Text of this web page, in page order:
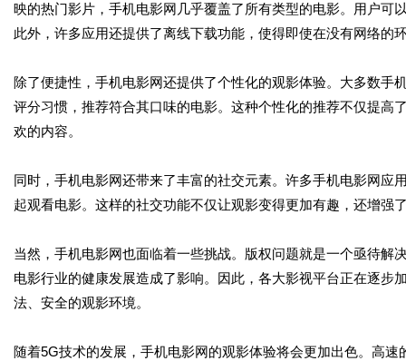
映的热门影片，手机电影网几乎覆盖了所有类型的电影。用户可
此外，许多应用还提供了离线下载功能，使得即使在没有网络的
除了便捷性，手机电影网还提供了个性化的观影体验。大多数
评分习惯，推荐符合其口味的电影。这种个性化的推荐不仅提高
欢的内容。
同时，手机电影网还带来了丰富的社交元素。许多手机电影网
起观看电影。这样的社交功能不仅让观影变得更加有趣，还增
当然，手机电影网也面临着一些挑战。版权问题就是一个亟待
电影行业的健康发展造成了影响。因此，各大影视平台正在逐
法、安全的观影环境。
随着5G技术的发展，手机电影网的观影体验将会更加出色。高